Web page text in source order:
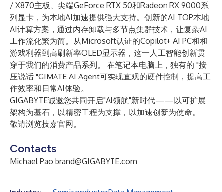
/ X870主板、尖端GeForce RTX 50和Radeon RX 9000系
列显卡，为本地AI加速提供强大支持。创新的AI TOP本地
AI计算方案，通过内存卸载与多节点集群技术，让复杂AI
工作流化繁为简。从Microsoft认证的Copilot+ AI PC和和
游戏利器到高刷新率OLED显示器，这一人工智能创新贯
穿于我们的消费产品系列。 在笔记本电脑上，独有的 "按
压说话 "GIMATE AI Agent可实现直观的硬件控制，提高工
作效率和日常AI体验。
GIGABYTE诚邀您共同开启"AI领航"新时代——以可扩展
架构为基石，以精密工程为支撑，以加速创新为使命。
敬请浏览技嘉官网。
Contacts
Michael Pao brand@GIGABYTE.com